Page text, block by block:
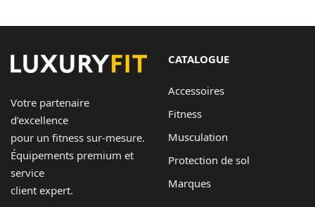
Votre partenaire
d’excellence
pour un fitness sur-mesure.
Équipements premium et
service
client expert.
CATALOGUE
Accessoires
Fitness
Musculation
Protection de sol
Marques